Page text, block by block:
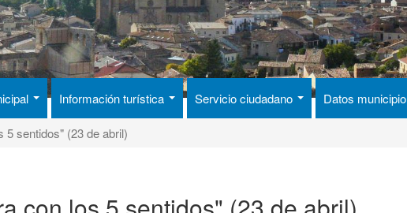
Información turística Servicio ciudadano Datos municipio
sentidos" (23 de abril)